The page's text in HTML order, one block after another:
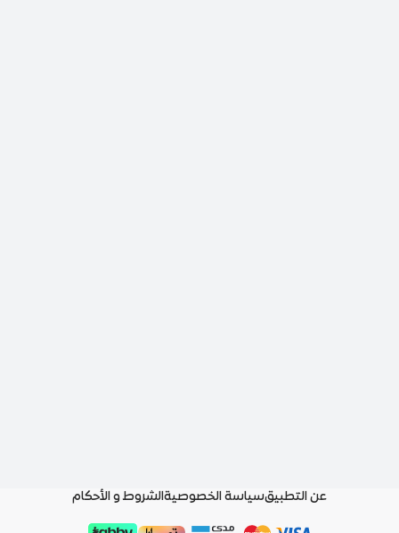
عن التطبيقسياسة الخصوصيةالشروط و الأحكام